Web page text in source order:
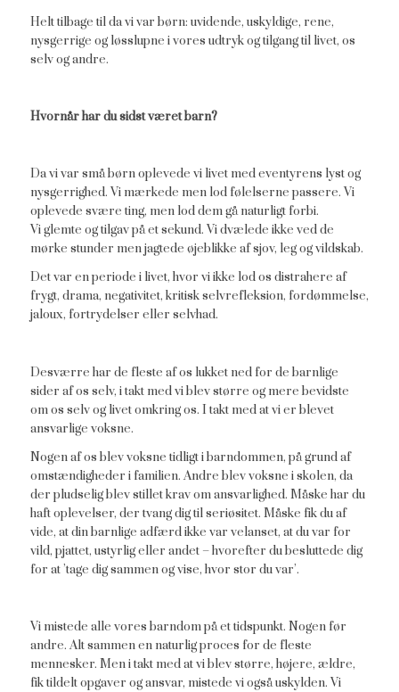
Helt tilbage til da vi var børn: uvidende, uskyldige, rene,
nysgerrige og løsslupne i vores udtryk og tilgang til livet, os
selv og andre.
Hvornår har du sidst været barn?
Da vi var små børn oplevede vi livet med eventyrens lyst og
nysgerrighed. Vi mærkede men lod følelserne passere. Vi
oplevede svære ting, men lod dem gå naturligt forbi.
Vi glemte og tilgav på et sekund. Vi dvælede ikke ved de
mørke stunder men jagtede øjeblikke af sjov, leg og vildskab.
Det var en periode i livet, hvor vi ikke lod os distrahere af
frygt, drama, negativitet, kritisk selvrefleksion, fordømmelse,
jaloux, fortrydelser eller selvhad.
Desværre har de fleste af os lukket ned for de barnlige
sider af os selv, i takt med vi blev større og mere bevidste
om os selv og livet omkring os. I takt med at vi er blevet
ansvarlige voksne.
Nogen af os blev voksne tidligt i barndommen, på grund af
omstændigheder i familien. Andre blev voksne i skolen, da
der pludselig blev stillet krav om ansvarlighed. Måske har du
haft oplevelser, der tvang dig til seriøsitet. Måske fik du af
vide, at din barnlige adfærd ikke var velanset, at du var for
vild, pjattet, ustyrlig eller andet – hvorefter du besluttede dig
for at ’tage dig sammen og vise, hvor stor du var’.
Vi mistede alle vores barndom på et tidspunkt. Nogen før
andre. Alt sammen en naturlig proces for de fleste
mennesker. Men i takt med at vi blev større, højere, ældre,
fik tildelt opgaver og ansvar, mistede vi også uskylden. Vi